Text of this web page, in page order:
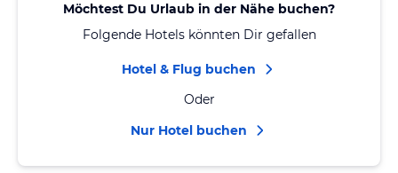
Möchtest Du Urlaub in der Nähe buchen?
Folgende Hotels könnten Dir gefallen
Hotel & Flug buchen
Oder
Nur Hotel buchen